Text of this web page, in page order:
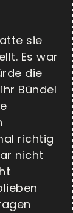
sie
Es war
die
Bündel
richtig
nicht